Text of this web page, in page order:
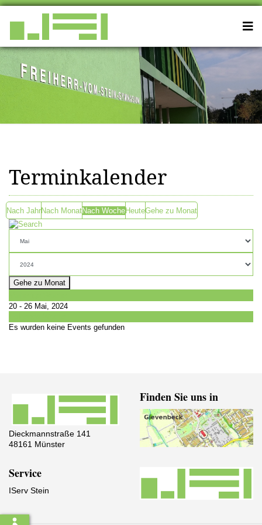
Terminkalender
Nach JahrNach MonatNach WocheHeuteGehe zu Monat
Gehe zu Monat
20 - 26 Mai, 2024
Es wurden keine Events gefunden
Dieckmannstraße 141
48161 Münster
Finden Sie uns in
Service
IServ Stein